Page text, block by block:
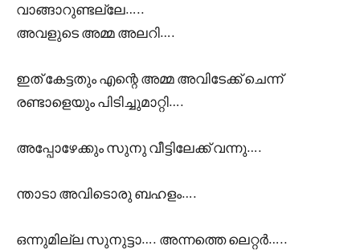
വാങ്ങാറുണ്ടല്ലേ…..
അവളുടെ അമ്മ അലറി….
ഇത് കേട്ടതും എന്റെ അമ്മ അവിടേക്ക് ചെന്ന്
രണ്ടാളെയും പിടിച്ചുമാറ്റി….
അപ്പോഴേക്കും സുനു വീട്ടിലേക്ക് വന്നു….
ന്താടാ അവിടൊരു ബഹളം….
ഒന്നുമില്ല സുനുട്ടാ…. അന്നത്തെ ലെറ്റർ…..